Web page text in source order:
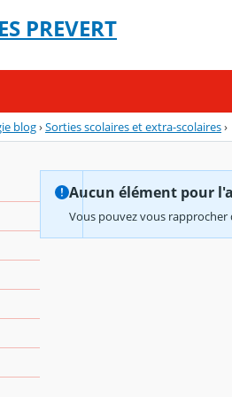
PREVERT
blog›Sorties scolaires et extra-scolaires›
Aucun élément pour
Vous pouvez vous